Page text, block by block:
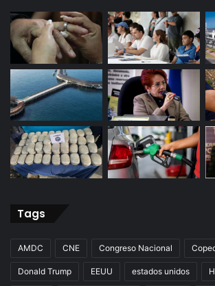
Tags
AMDC CNE Congreso Nacional
Donald Trump EEUU estados unidos